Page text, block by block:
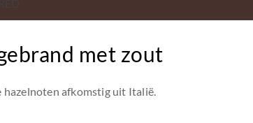
met zout
hazelnoten afkomstig uit Italië.